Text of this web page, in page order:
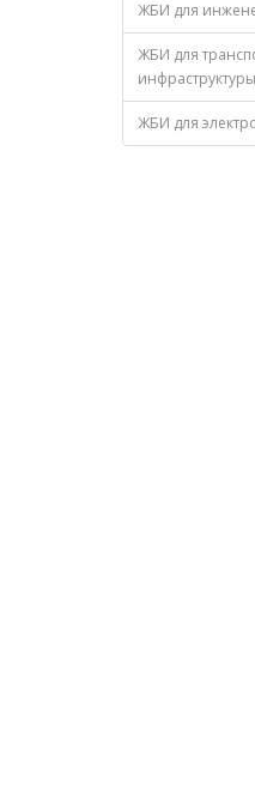
ЖБИ для
ЖБИ для
инфраструктуры
ЖБИ для